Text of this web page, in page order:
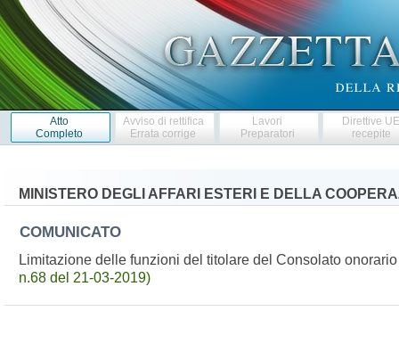
Atto
Completo
Avviso di rettifica
Errata corrige
Lavori
Preparatori
Direttive
recepite
MINISTERO DEGLI AFFARI ESTERI E DELLA
COMUNICATO
Limitazione delle funzioni del titolare del Consolato
n.68 del 21-03-2019)